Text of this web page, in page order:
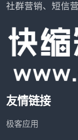
社群营销、短信
友情链接
极客应用